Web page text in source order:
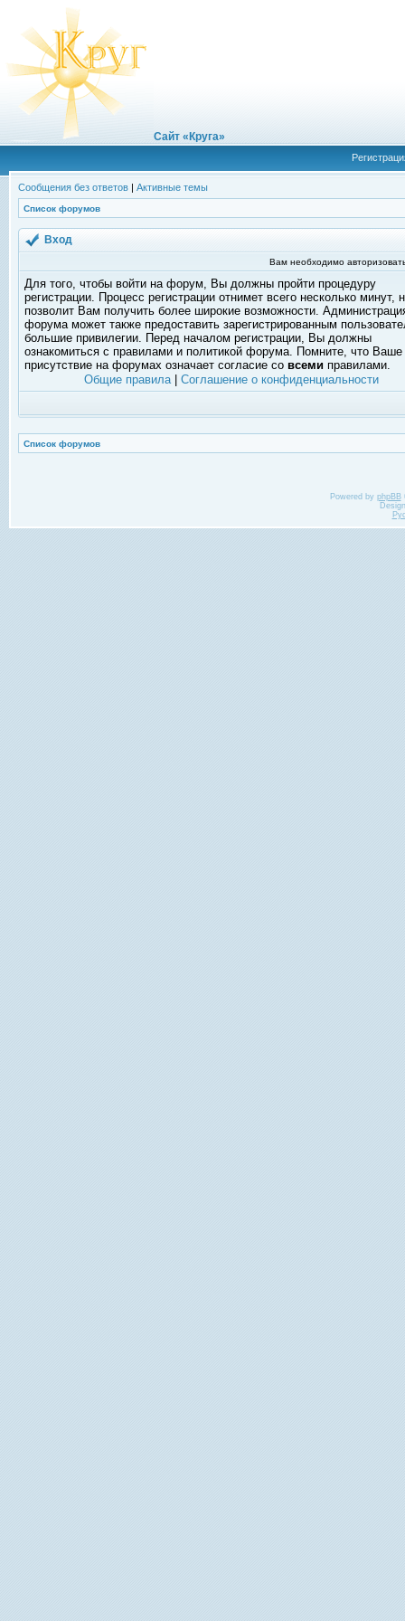
Сайт «Круга»
Сообщения без ответов | Активные темы
Список форумов
Вход
Вам необходимо
Для того, чтобы войти на форум, Вы должны пройти процедуру
регистрации. Процесс регистрации отнимет всего несколько минут,
позволит Вам получить более широкие возможности.
форума может также предоставить зарегистрированным
большие привилегии. Перед началом регистрации, Вы должны
ознакомиться с правилами и политикой форума. Помните, что Ваше
присутствие на форумах означает согласие со всеми правилами.
Общие правила| Соглашение о конфиденциальности
Список форумов
Powered by phpBB